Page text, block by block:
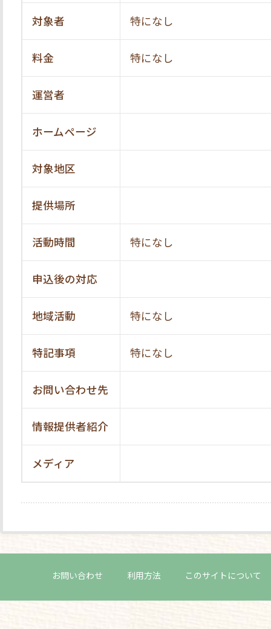
対象者 特になし
料金 特になし
運営者
ホームページ
対象地区
提供場所
活動時間 特になし
申込後の対応
地域活動 特になし
特記事項 特になし
お問い合わせ先
情報提供者紹介
メディア
お問い合わせ 利用方法 このサイトについて